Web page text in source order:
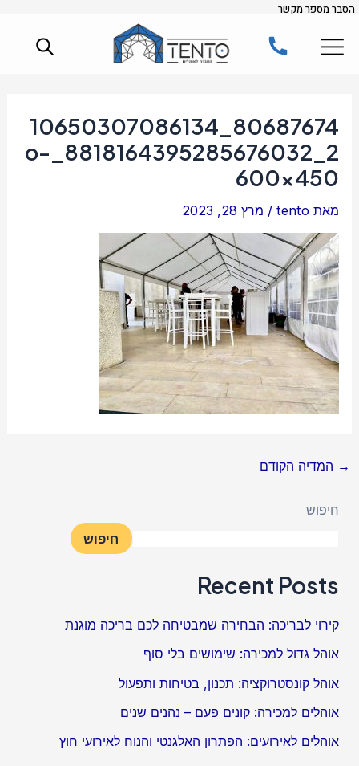
דילוג
לתוכן
הסבר מספר מקשר
80687674_10650307086134
2_8818164395285676032_o-
600×450
מאתtento
/ מרץ 28, 2023
Post
navigation
→ המדיה הקודם
חיפוש
חיפוש
Recent Posts
קירוי לבריכה: הבחירה שמבטיחה לכם בריכה מוגנת
אוהל גדול למכירה: שימושים בלי סוף
אוהל קונסטרוקציה: תכנון, בטיחות ותפעול
אוהלים למכירה: קונים פעם – נהנים שנים
אוהלים לאירועים: הפתרון האלגנטי והנוח לאירועי חוץ